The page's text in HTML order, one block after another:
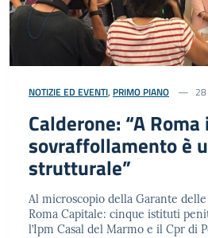
NOTIZIE ED EVENTI, PRIMO PIANO
Calderone: “A Roma
sovraffollamento è
strutturale”
Al microscopio della Garante
Roma Capitale: cinque istituti
l’Ipm Casal del Marmo e il Cpr di